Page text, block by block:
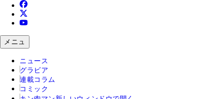
メニュ
ニュース
グラビア
連載コラム
コミック